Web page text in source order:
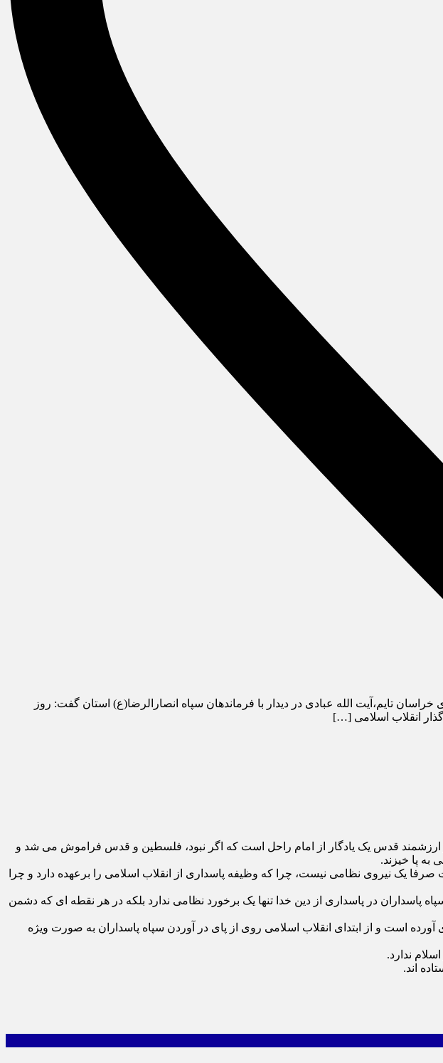
تایم،آیت الله عبادی در دیدار با فرماندهان سپاه انصارالرضا(ع) استان گفت: روز
انقلاب اسلامی […]
ارزشمند قدس یک یادگار از امام راحل است که اگر نبود، فلسطین و قدس فراموش می شد و
به پا خیزند.
یک نیروی نظامی نیست، چرا که وظیفه پاسداری از انقلاب اسلامی را برعهده دارد و چرا
پاسداران در پاسداری از دین خدا تنها یک برخورد نظامی ندارد بلکه در هر نقطه ای که دشمن
روی آورده است و از ابتدای انقلاب اسلامی روی از پای در آوردن سپاه پاسداران به صورت ویژه
ندارد.
اند.